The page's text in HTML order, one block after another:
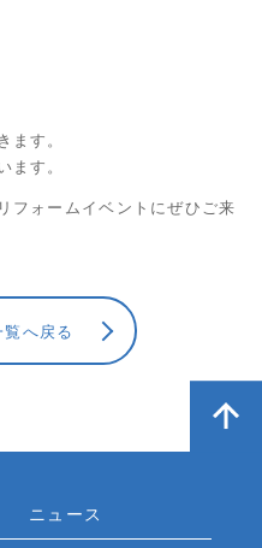
ます。
ます。
フォームイベントにぜひご来
覧へ戻る
ニュース